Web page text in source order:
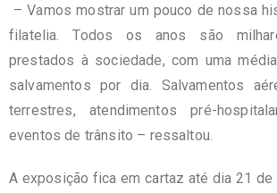
– Vamos mostrar um pouco de nossa
filatelia. Todos os anos são
prestados à sociedade, com uma
salvamentos por dia. Salvamentos
terrestres, atendimentos pré-
eventos de trânsito – ressaltou.
A exposição fica em cartaz até dia 21 de